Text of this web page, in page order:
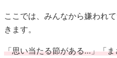
ここでは、みんなから嫌われ
きます。
「思い当たる節がある…」「